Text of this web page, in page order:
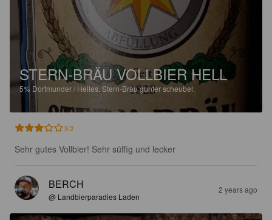
STERN-BRÄU VOLLBIER HELL
5% Dortmunder / Helles.Stern-Bräu gunter scheubel.
3.2
Sehr gutes Vollbier! Sehr süffig und lecker
BERCH
@ Landbierparadies Laden
2 years ago